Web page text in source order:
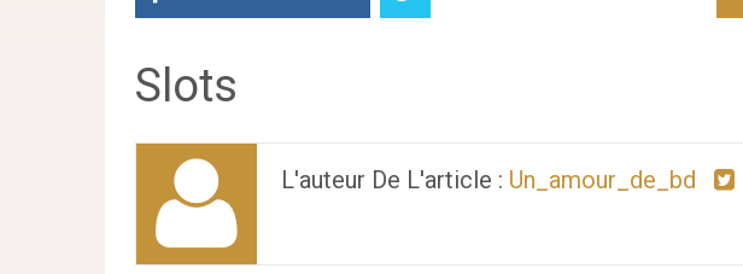
Slots
L'auteur De L'article : Un_amour_de_bd